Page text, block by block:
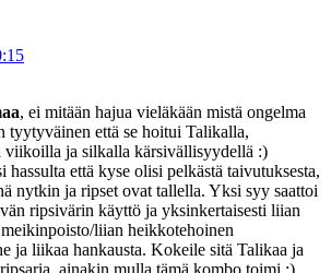
, ei mitään hajua vieläkään mistä ongelma
tyytyväinen että se hoitui Talikalla,
viikoilla ja silkalla kärsivällisyydellä :)
hassulta että kyse olisi pelkästä taivutuksesta,
nytkin ja ripset ovat tallella. Yksi syy saattoi
ripsivärin käyttö ja yksinkertaisesti liian
liian heikkotehoinen
ja liikaa hankausta. Kokeile sitä Talikaa ja